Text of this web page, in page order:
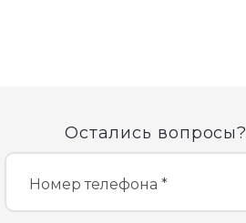
Остались вопросы?
Номер телефона *